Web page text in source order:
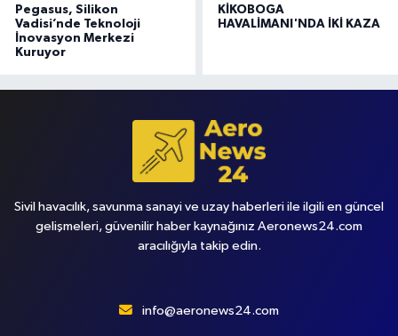
Pegasus, Silikon
Vadisi’nde Teknoloji
İnovasyon Merkezi
Kuruyor
KİKOBOGA
HAVALİMANI'NDA İKİ KAZA
Sivil havacılık, savunma sanayi ve uzay haberleri ile ilgili en güncel
gelişmeleri, güvenilir haber kaynağınız Aeronews24.com
aracılığıyla takip edin.
info@aeronews24.com